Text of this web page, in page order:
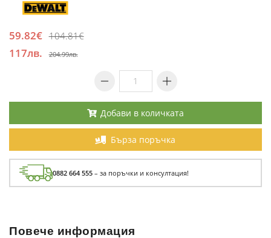
59.82€ 104.81€
117лв. 204.99лв.
Добави в количката
Бърза поръчка
0882 664 555 – за поръчки и консултация!
Повече информация